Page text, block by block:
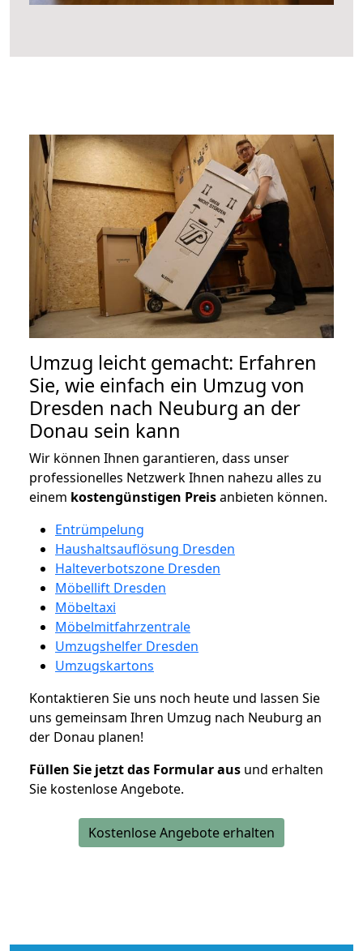
Umzug leicht gemacht: Erfahren
Sie, wie einfach ein Umzug von
Dresden nach Neuburg an der
Donau sein kann
Wir können Ihnen garantieren, dass unser
professionelles Netzwerk Ihnen nahezu alles zu
einem kostengünstigen Preisanbieten können.
Entrümpelung
Haushaltsauflösung Dresden
Halteverbotszone Dresden
Möbellift Dresden
Möbeltaxi
Möbelmitfahrzentrale
Umzugshelfer Dresden
Umzugskartons
Kontaktieren Sie uns noch heute und lassen Sie
uns gemeinsam Ihren Umzug nach Neuburg an
der Donau planen!
Füllen Sie jetzt das Formular aus und erhalten
Sie kostenlose Angebote.
Kostenlose Angebote erhalten